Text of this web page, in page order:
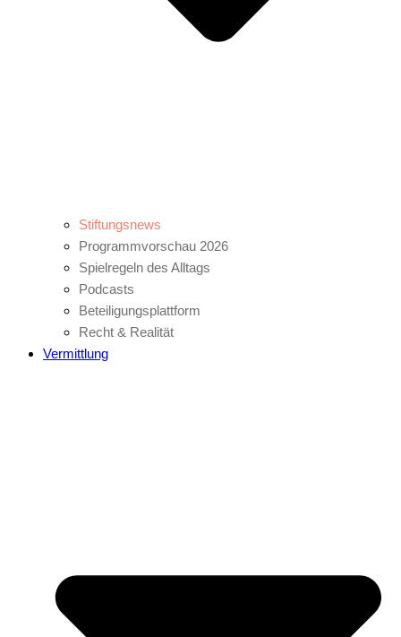
Stiftungsnews
Programmvorschau 2026
Spielregeln des Alltags
Podcasts
Beteiligungsplattform
Recht & Realität
Vermittlung